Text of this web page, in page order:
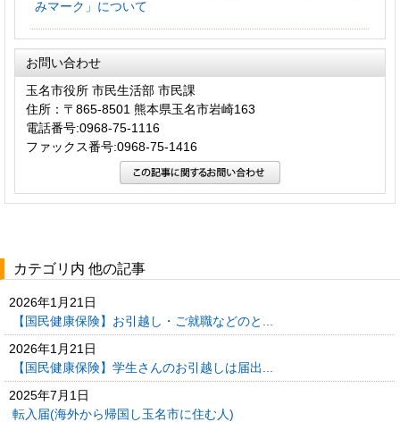
みマーク」について
お問い合わせ
玉名市役所 市民生活部 市民課
住所：〒865-8501 熊本県玉名市岩崎163
電話番号:0968-75-1116
ファックス番号:0968-75-1416
カテゴリ内 他の記事
2026年1月21日
【国民健康保険】お引越し・ご就職などのと...
2026年1月21日
【国民健康保険】学生さんのお引越しは届出...
2025年7月1日
転入届(海外から帰国し玉名市に住む人)